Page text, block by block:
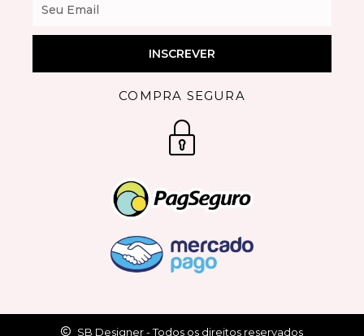
INSCREVER
COMPRA SEGURA
SB Designer - Todos os direitos reservados